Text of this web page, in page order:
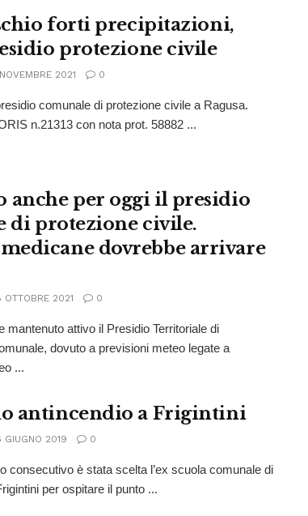
forti precipitazioni,
protezione civile
2021 0
comunale di protezione civile a Ragusa.
n.21313 con nota prot. 58882 ...
anche per oggi il presidio
di protezione civile.
medicane dovrebbe arrivare
2021 0
mantenuto attivo il Presidio Territoriale di
dovuto a previsioni meteo legate a
...
antincendio a Frigintini
2019 0
consecutivo è stata scelta l’ex scuola comunale di
per ospitare il punto ...